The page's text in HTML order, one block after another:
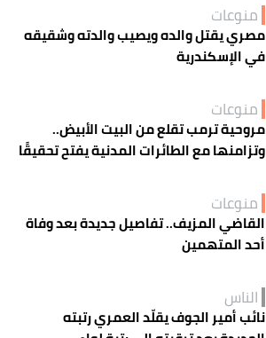
منوعات
مصري يقتل والده ويصيب والدته وشقيقه
في الإسكندرية
منوعات
مروحية ترمب تقلع من البيت الأبيض..
وتزامنها مع الطائرات المدنية يفتح تحقيقًا
منوعات
القاضي المزيف.. تفاصيل جديدة بعد وفاة
أحد المتهمين
الناس
نائب أمير الجوف يقلّد العمري رتبته